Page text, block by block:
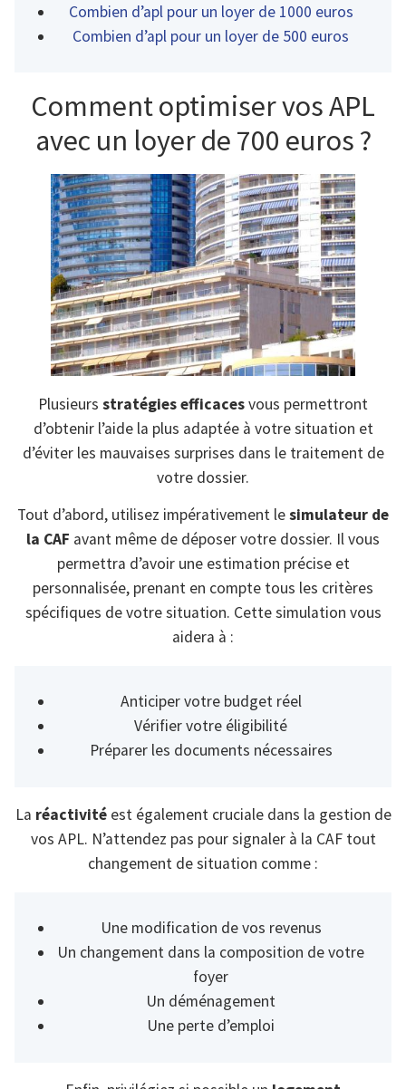
Combien d’apl pour un loyer de 1000 euros
Combien d’apl pour un loyer de 500 euros
Comment optimiser vos APL
avec un loyer de 700 euros ?
Plusieurs stratégies efficacesvous permettront
d’obtenir l’aide la plus adaptée à votre situation et
d’éviter les mauvaises surprises dans le traitement de
votre dossier.
Tout d’abord, utilisez impérativement lesimulateur de
la CAF avant même de déposer votre dossier. Il vous
permettra d’avoir une estimation précise et
personnalisée, prenant en compte tous les critères
spécifiques de votre situation. Cette simulation vous
aidera à :
Anticiper votre budget réel
Vérifier votre éligibilité
Préparer les documents nécessaires
La réactivitéest également cruciale dans la gestion de
vos APL. N’attendez pas pour signaler à la CAF tout
changement de situation comme :
Une modification de vos revenus
Un changement dans la composition de votre
foyer
Un déménagement
Une perte d’emploi